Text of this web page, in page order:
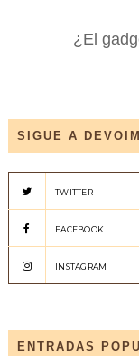
¿El
SIGUE A
TWITTER
FACEBOOK
INSTAGRAM
ENTRADAS